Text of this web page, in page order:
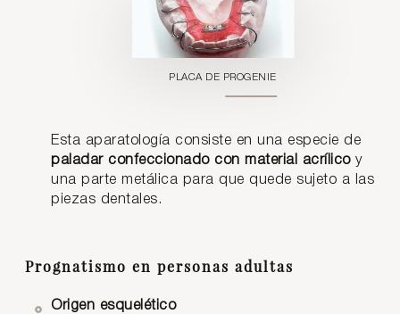
PLACA DE PROGENIE
Esta aparatología consiste en una especie de
paladar confeccionado con material acrílicoy
una parte metálica para que quede sujeto a las
piezas dentales.
Prognatismo en personas adultas
Origen esquelético